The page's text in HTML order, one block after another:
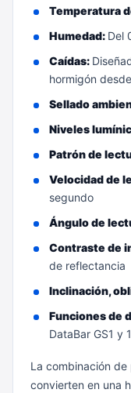
Temperatura
Humedad: Del
Caídas:
hormigón
Sellado
Niveles
Patrón de
Velocidad de
segundo
Ángulo de
Contraste de
de reflectancia
Inclinación,
Funciones de
DataBar GS1 y
La combinación
convierten en una